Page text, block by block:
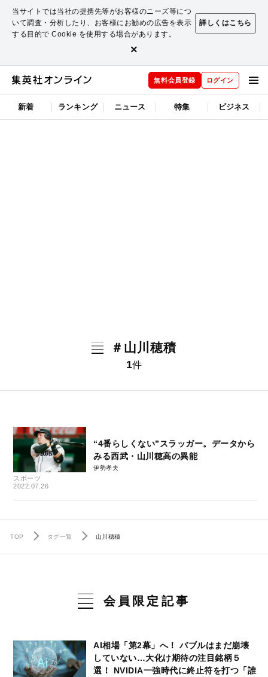
当サイトでは当社の提携先等がお客様のニーズ等につ
いて調査・分析したり、お客様にお勧めの広告を表示
する目的で Cookie を使用する場合があります。
詳しくはこちら
×
無料会員登録 ログイン
新着 ランキング ニュース 特集 ビジネス
＃山川穂積
1件
スポーツ
2022.07.26
“4番らしくない”スラッガー。データから
みる西武・山川穂高の異能
伊勢孝夫
TOP タグ一覧 山川穂積
会員限定記事
AI相場「第2幕」へ！ バブルはまだ崩壊
していない…大化け期待の注目銘柄５
選！ NVIDIA一強時代に終止符を打つ「誰